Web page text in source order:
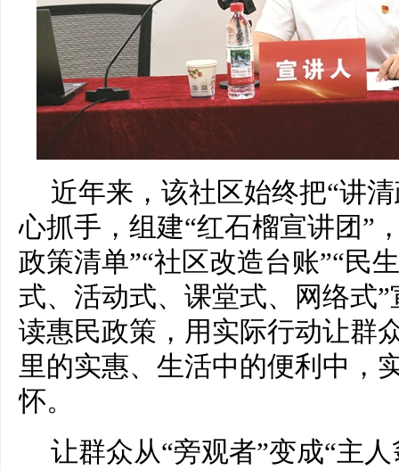
近年来，该社区始终把“讲
心抓手，组建“红石榴宣讲团”
政策清单”“社区改造台账”“民
式、活动式、课堂式、网络式
读惠民政策，用实际行动让群
里的实惠、生活中的便利中，
怀。
让群众从“旁观者”变成“主